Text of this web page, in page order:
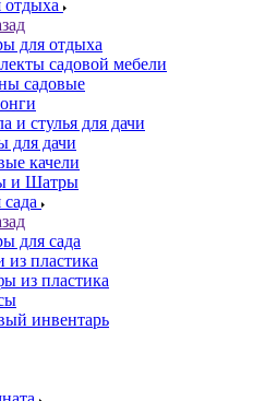
отдыха
для отдыха
садовой мебели
садовые
и стулья для дачи
для дачи
качели
и Шатры
для сада
из пластика
из пластика
инвентарь